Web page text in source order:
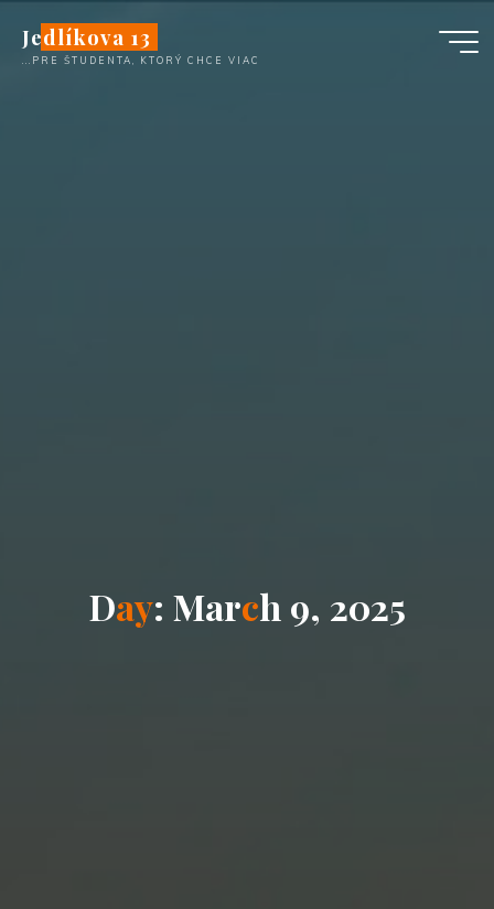
content
Jedlíkova 13
...PRE ŠTUDENTA, KTORÝ CHCE VIAC
Day: March 9, 2025